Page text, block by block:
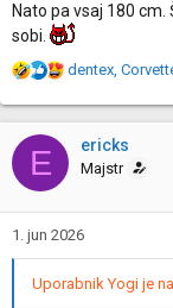
Nato pa vsaj 180 cm.
sobi.
R
a
t
i
n
s
:
dentex,
E ericks
Majstr
1. jun 2026
Uporabnik Yogi je